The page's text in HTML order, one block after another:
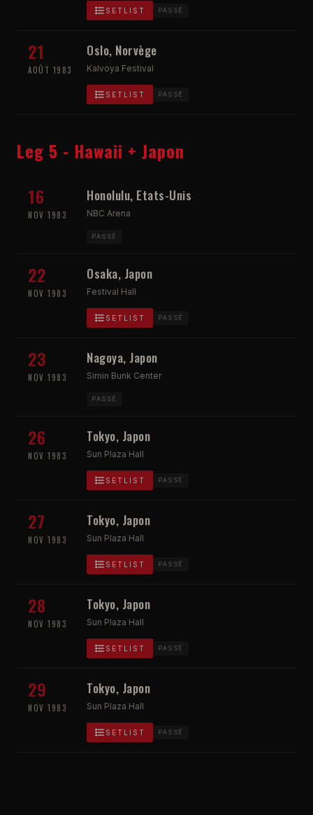
SETLIST PASSÉ
21
AOÛT 1983
Oslo, Norvège
Kalvoya Festival
SETLIST PASSÉ
Leg 5 - Hawaii + Japon
16
NOV 1983
Honolulu, Etats-Unis
NBC Arena
PASSÉ
22
NOV 1983
Osaka, Japon
Festival Hall
SETLIST PASSÉ
23
NOV 1983
Nagoya, Japon
Simin Bunk Center
PASSÉ
26
NOV 1983
Tokyo, Japon
Sun Plaza Hall
SETLIST PASSÉ
27
NOV 1983
Tokyo, Japon
Sun Plaza Hall
SETLIST PASSÉ
28
NOV 1983
Tokyo, Japon
Sun Plaza Hall
SETLIST PASSÉ
29
NOV 1983
Tokyo, Japon
Sun Plaza Hall
SETLIST PASSÉ